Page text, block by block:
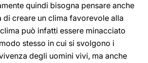
quindi bisogna pensare anche
di creare un clima favorevole alla
può infatti essere minacciato
stesso in cui si svolgono i
degli uomini vivi, ma anche